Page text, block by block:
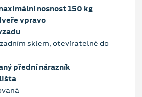
nosnost 150 kg
vpravo
sklem, otevíratelné do
přední nárazník
lišta